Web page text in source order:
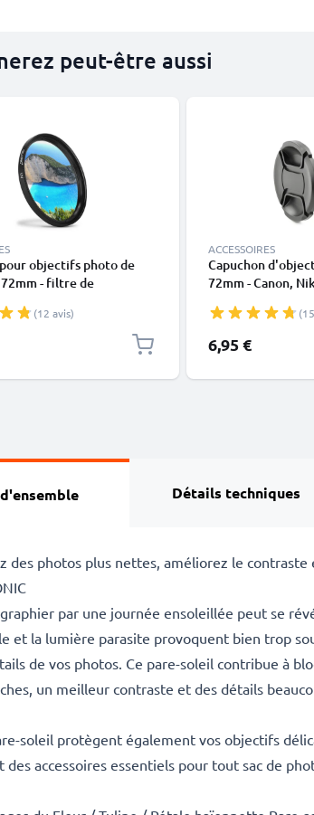
peut-être aussi
objectifs photo de
- filtre de
(12 avis)
ACCESSOIRES
Capuchon
72mm - Canon,
Snap-On:
Couvercle Capot
6,95 €
Détails techniques
des photos plus nettes, améliorez le
par une journée ensoleillée peut se
et la lumière parasite provoquent bien trop
de vos photos. Ce pare-soleil contribue à
un meilleur contraste et des détails
soleil protègent également vos objectifs
des accessoires essentiels pour tout sac de